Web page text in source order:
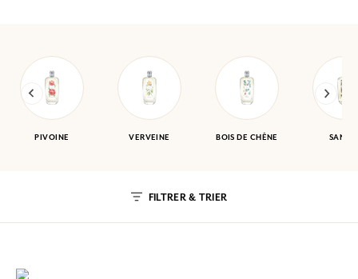
PIVOINE VERVEINE BOIS DE CHÊNE
FILTRER & TRIER